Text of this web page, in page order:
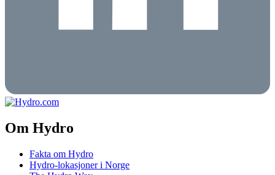
Om Hydro
Fakta om Hydro
Hydro-lokasjoner i Norge